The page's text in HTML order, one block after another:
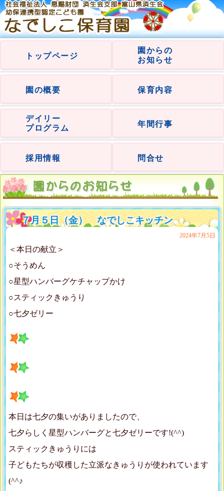
トップページ
園からの
お知らせ
園の概要 保育内容
デイリー
プログラム
年間行事
採用情報 問合せ
７月５日（金） なでしこキッチン
2024年7月5日
＜本日の献立＞
○そうめん
○星型ハンバーグケチャップかけ
○スティックきゅうり
○七夕ゼリー
本日は七夕の集いがありましたので、
七夕らしく星型ハンバーグと七夕ゼリーです!(^^)
スティックきゅうりには
子どもたちが収穫した立派なきゅうりが使われています
(^^♪